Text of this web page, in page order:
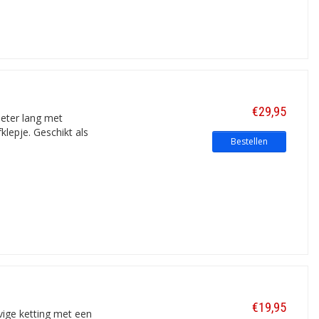
lang met
Geschikt als
€29,95
Bestellen
ketting met een €19,95